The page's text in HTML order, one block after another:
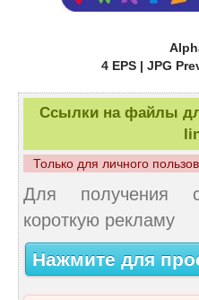
4 EPS | JPG
Ссылки на файлы
Только для личного
Для получения
короткую рекламу
Нажмите для